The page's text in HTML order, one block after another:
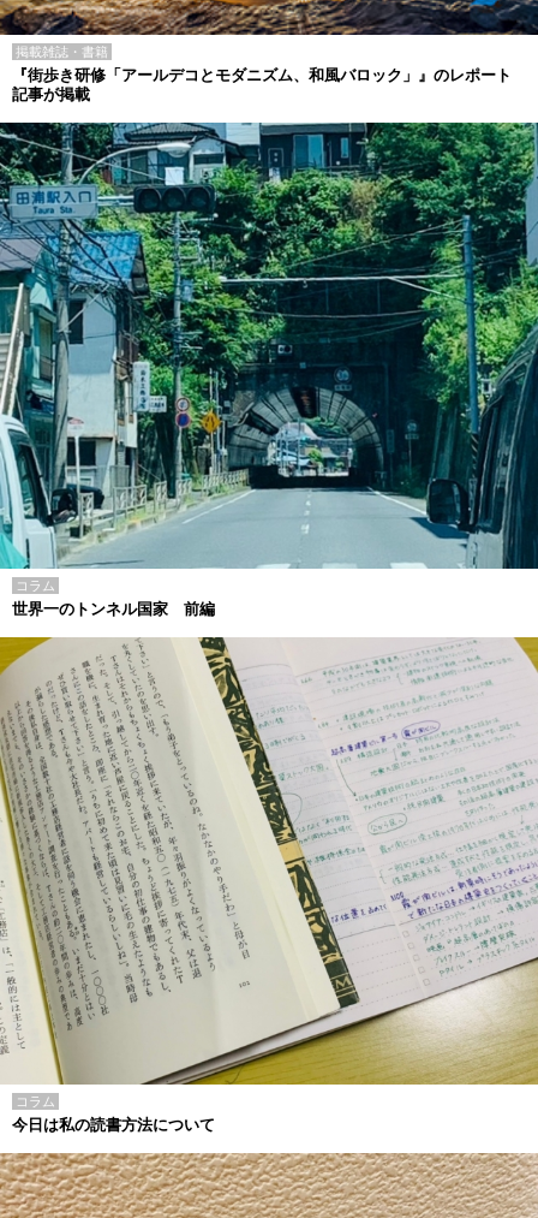
掲載雑誌・書籍
『街歩き研修「アールデコとモダニズム、和風バロック」』のレポート
記事が掲載
コラム
世界一のトンネル国家 前編
コラム
今日は私の読書方法について